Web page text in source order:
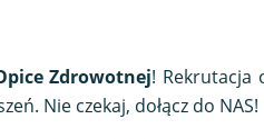
Zdrowotnej! Rekrutacja
Nie czekaj, dołącz do NAS!